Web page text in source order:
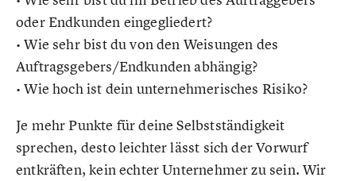
oder Endkunden eingegliedert?
• Wie sehr bist du von den Weisungen des
Auftragsgebers/Endkunden abhängig?
• Wie hoch ist dein unternehmerisches Risiko?
Je mehr Punkte für deine Selbstständigkeit
sprechen, desto leichter lässt sich der Vorwurf
entkräften, kein echter Unternehmer zu sein. Wir